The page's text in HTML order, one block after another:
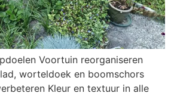
Voortuin reorganiseren
worteldoek en boomschors
Kleur en textuur in alle